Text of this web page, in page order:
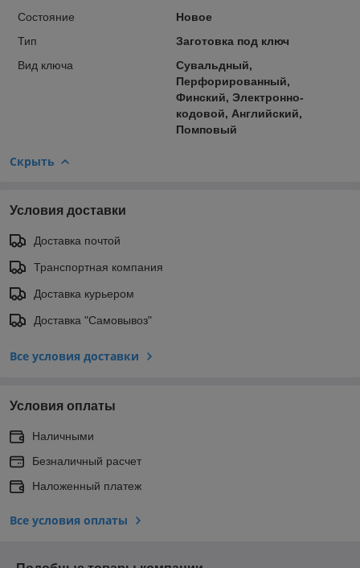
Состояние
Новое
Тип
Заготовка под ключ
Вид ключа
Сувальдный,
Перфорированный,
Финский, Электронно-
кодовой, Английский,
Помповый
Скрыть
Условия доставки
Доставка почтой
Транспортная компания
Доставка курьером
Доставка "Самовывоз"
Все условия доставки
Условия оплаты
Наличными
Безналичный расчет
Наложенный платеж
Все условия оплаты